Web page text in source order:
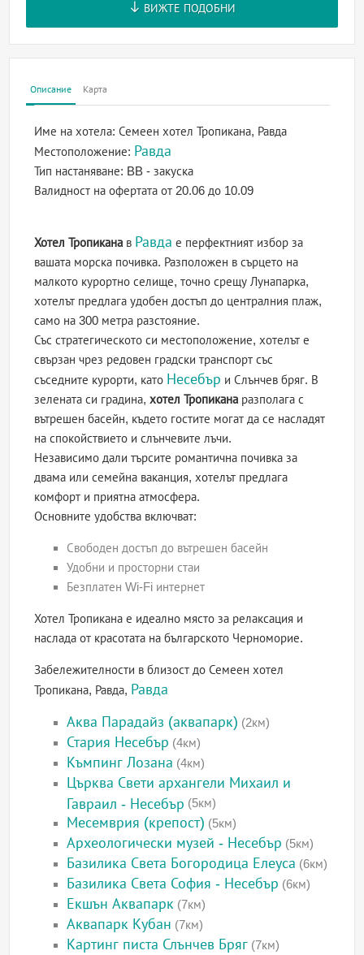
ВИЖТЕ ПОДОБНИ
Описание Карта
Име на хотела:Семеен хотел Тропикана, Равда
Местоположение: Равда
Тип настаняване: BB - закуска
Валидност на офертатаот 20.06 до 10.09
Хотел Тропикана в Равда е перфектният избор за
вашата морска почивка. Разположен в сърцето на
малкото курортно селище, точно срещу Лунапарка,
хотелът предлага удобен достъп до централния плаж,
само на 300 метра разстояние.
Със стратегическото си местоположение, хотелът е
свързан чрез редовен градски транспорт със
съседните курорти, като Несебър и Слънчев бряг. В
зелената си градина,хотел Тропикана разполага с
вътрешен басейн, където гостите могат да се насладят
на спокойствието и слънчевите лъчи.
Независимо дали търсите романтична почивка за
двама или семейна ваканция, хотелът предлага
комфорт и приятна атмосфера.
Основните удобства включват:
Свободен достъп до вътрешен басейн
Удобни и просторни стаи
Безплатен Wi-Fi интернет
Хотел Тропикана е идеално място за релаксация и
наслада от красотата на българското Черноморие.
Забележителности в близост до Семеен хотел
Тропикана, Равда, Равда
Аква Парадайз (аквапарк) (2км)
Стария Несебър (4км)
Къмпинг Лозана (4км)
Църква Свети архангели Михаил и
Гавраил - Несебър (5км)
Месемврия (крепост) (5км)
Археологически музей - Несебър (5км)
Базилика Света Богородица Елеуса (6км)
Базилика Света София - Несебър (6км)
Екшън Аквапарк (7км)
Аквапарк Кубан (7км)
Картинг писта Слънчев Бряг (7км)